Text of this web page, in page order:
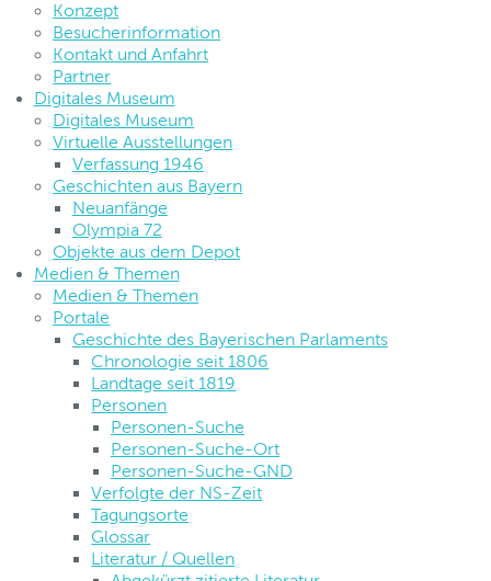
Konzept
Besucherinformation
Kontakt und Anfahrt
Partner
Digitales Museum
Digitales Museum
Virtuelle Ausstellungen
Verfassung 1946
Geschichten aus Bayern
Neuanfänge
Olympia 72
Objekte aus dem Depot
Medien & Themen
Medien & Themen
Portale
Geschichte des Bayerischen Parlaments
Chronologie seit 1806
Landtage seit 1819
Personen
Personen-Suche
Personen-Suche-Ort
Personen-Suche-GND
Verfolgte der NS-Zeit
Tagungsorte
Glossar
Literatur / Quellen